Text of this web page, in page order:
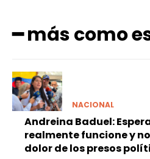
━ más como
NACIONAL
Andreina Baduel:
realmente funcione y
dolor de los presos